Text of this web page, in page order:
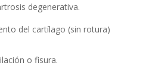
degenerativa.
del cartílago (sin rotura)
o fisura.